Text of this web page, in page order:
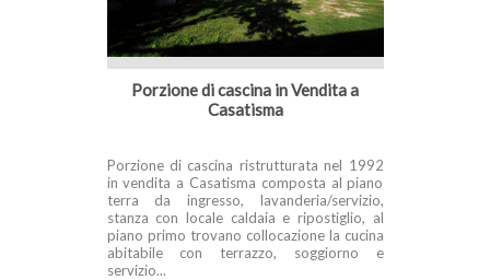
Porzione di cascina in Vendita a
Casatisma
Porzione di cascina ristrutturata nel 1992
in vendita a Casatisma composta al piano
terra da ingresso, lavanderia/servizio,
stanza con locale caldaia e ripostiglio, al
piano primo trovano collocazione la cucina
abitabile con terrazzo, soggiorno e
servizio...